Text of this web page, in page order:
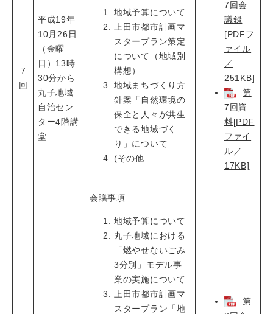
7
回
平成19年
10月26日
（金曜
日）13時
30分から
丸子地域
自治セン
ター4階講
堂
地域予算について
上田市都市計画マ
スタープラン策定
について（地域別
構想）
地域まちづくり方
針案「自然環境の
保全と人々が共生
できる地域づく
り」について
(その他
7回会
議録
[PDFフ
ァイル
／
251KB]
第
7回資
料[PDF
ファイ
ル／
17KB]
会議事項
地域予算について
丸子地域における
「燃やせないごみ
3分別」モデル事
業の実施について
上田市都市計画マ
スタープラン「地
第